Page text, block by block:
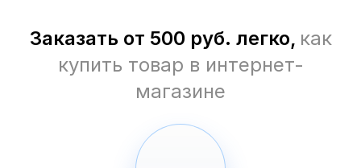
Заказать от 500 руб. легко, как
купить товар в интернет-
магазине